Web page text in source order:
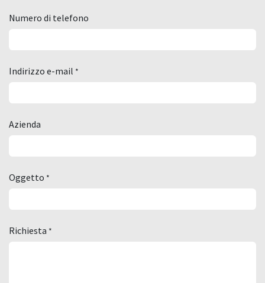
Numero di telefono
Indirizzo e-mail *
Azienda
Oggetto *
Richiesta *